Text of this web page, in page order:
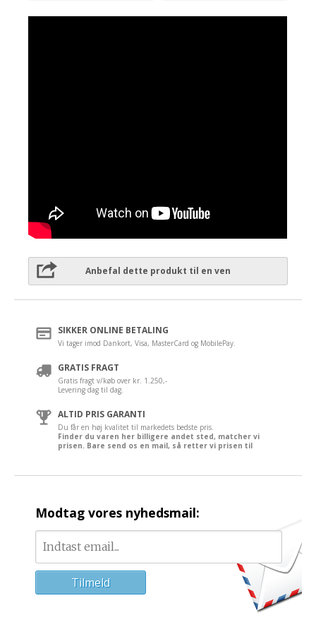
Anbefal dette produkt til en ven
SIKKER ONLINE BETALING
Vi tager imod Dankort, Visa, MasterCard og MobilePay.
GRATIS FRAGT
Gratis fragt v/køb over kr. 1.250,-
Levering dag til dag.
ALTID PRIS GARANTI
Du får en høj kvalitet til markedets bedste pris.
Finder du varen her billigere andet sted, matcher vi
prisen. Bare send os en mail, så retter vi prisen til
Modtag vores nyhedsmail: